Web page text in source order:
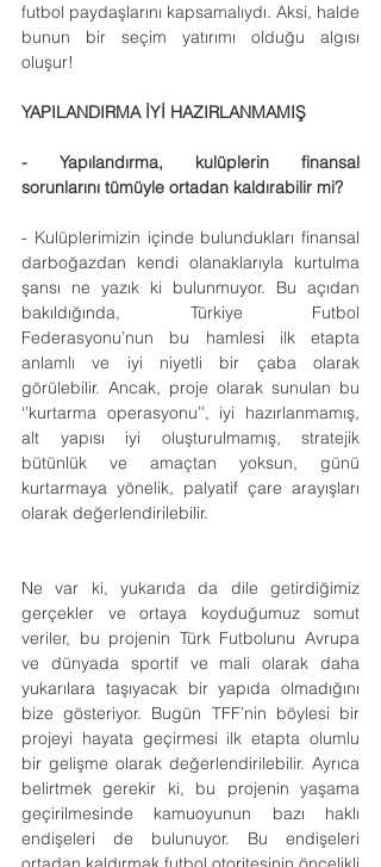
futbol paydaşlarını kapsamalıydı. Aksi, halde
bunun bir seçim yatırımı olduğu algısı
oluşur!
YAPILANDIRMA İYİ HAZIRLANMAMIŞ
- Yapılandırma, kulüplerin finansal
sorunlarını tümüyle ortadan kaldırabilir mi?
- Kulüplerimizin içinde bulundukları finansal
darboğazdan kendi olanaklarıyla kurtulma
şansı ne yazık ki bulunmuyor. Bu açıdan
bakıldığında, Türkiye Futbol
Federasyonu’nun bu hamlesi ilk etapta
anlamlı ve iyi niyetli bir çaba olarak
görülebilir. Ancak, proje olarak sunulan bu
‘’kurtarma operasyonu’’, iyi hazırlanmamış,
alt yapısı iyi oluşturulmamış, stratejik
bütünlük ve amaçtan yoksun, günü
kurtarmaya yönelik, palyatif çare arayışları
olarak değerlendirilebilir.
Ne var ki, yukarıda da dile getirdiğimiz
gerçekler ve ortaya koyduğumuz somut
veriler, bu projenin Türk Futbolunu Avrupa
ve dünyada sportif ve mali olarak daha
yukarılara taşıyacak bir yapıda olmadığını
bize gösteriyor. Bugün TFF’nin böylesi bir
projeyi hayata geçirmesi ilk etapta olumlu
bir gelişme olarak değerlendirilebilir. Ayrıca
belirtmek gerekir ki, bu projenin yaşama
geçirilmesinde kamuoyunun bazı haklı
endişeleri de bulunuyor. Bu endişeleri